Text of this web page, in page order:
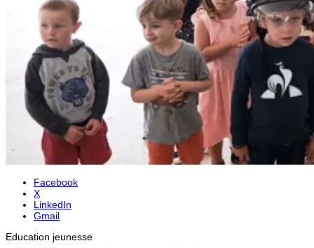
Facebook
X
LinkedIn
Gmail
Education jeunesse